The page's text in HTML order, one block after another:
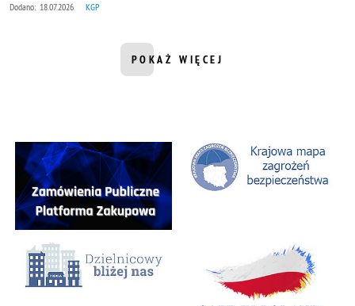
Dodano: 18.07.2026 KGP
POKAŻ WIĘCEJ